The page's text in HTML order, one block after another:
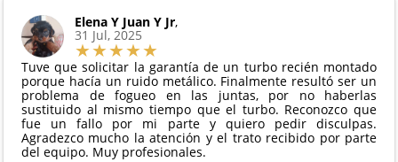
Elena Y Juan Y Jr,
31 Jul, 2025
Tuve que solicitar la garantía de un turbo recién montado
porque hacía un ruido metálico. Finalmente resultó ser un
problema de fogueo en las juntas, por no haberlas
sustituido al mismo tiempo que el turbo. Reconozco que
fue un fallo por mi parte y quiero pedir disculpas.
Agradezco mucho la atención y el trato recibido por parte
del equipo. Muy profesionales.